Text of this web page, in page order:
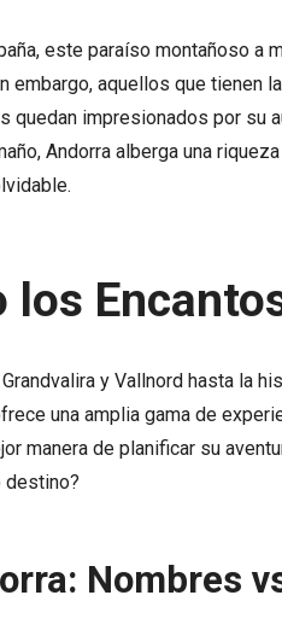
este paraíso montañoso a
embargo, aquellos que tienen
quedan impresionados por su
Andorra alberga una
los
y Vallnord hasta la
una amplia gama de
manera de planificar su
destino?
Nombres